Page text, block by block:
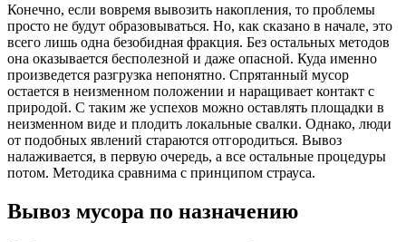
Конечно, если вовремя вывозить накопления, то проблемы
просто не будут образовываться. Но, как сказано в начале, это
всего лишь одна безобидная фракция. Без остальных методов
она оказывается бесполезной и даже опасной. Куда именно
произведется разгрузка непонятно. Спрятанный мусор
остается в неизменном положении и наращивает контакт с
природой. С таким же успехов можно оставлять площадки в
неизменном виде и плодить локальные свалки. Однако, люди
от подобных явлений стараются отгородиться. Вывоз
налаживается, в первую очередь, а все остальные процедуры
потом. Методика сравнима с принципом страуса.
Вывоз мусора по назначению